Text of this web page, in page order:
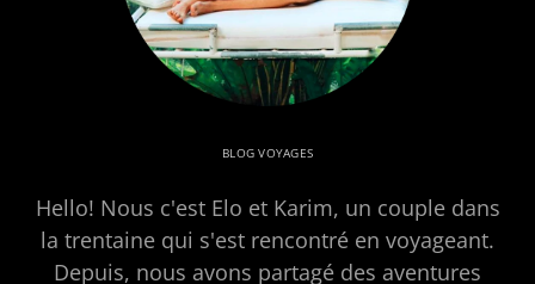
BLOG VOYAGES
Hello! Nous c'est Elo et Karim, un couple dans
la trentaine qui s'est rencontré en voyageant.
Depuis, nous avons partagé des aventures